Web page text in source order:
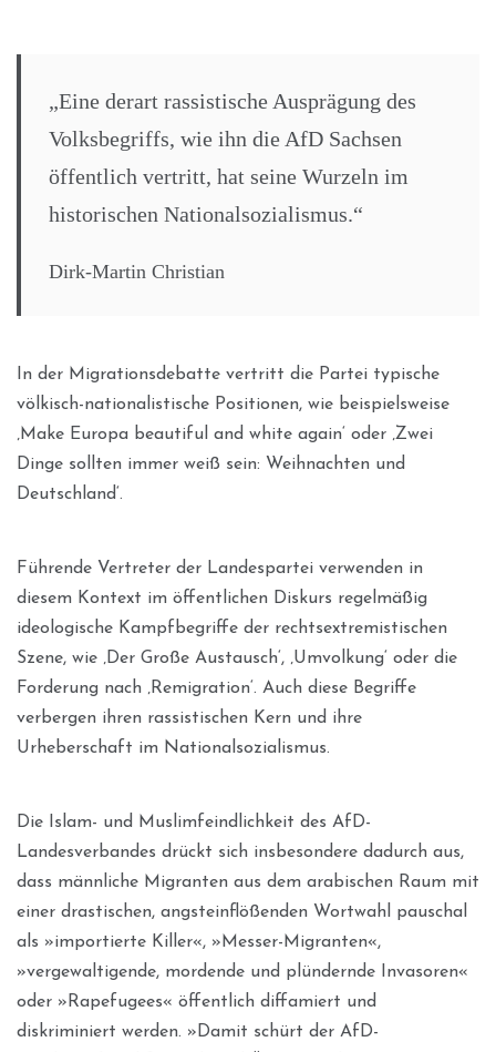
„Eine derart rassistische Ausprägung des
Volksbegriffs, wie ihn die AfD Sachsen
öffentlich vertritt, hat seine Wurzeln im
historischen Nationalsozialismus.“
Dirk-Martin Christian
In der Migrationsdebatte vertritt die Partei typische
völkisch-nationalistische Positionen, wie beispielsweise
‚Make Europa beautiful and white again‘ oder ‚Zwei
Dinge sollten immer weiß sein: Weihnachten und
Deutschland‘.
Führende Vertreter der Landespartei verwenden in
diesem Kontext im öffentlichen Diskurs regelmäßig
ideologische Kampfbegriffe der rechtsextremistischen
Szene, wie ‚Der Große Austausch‘, ‚Umvolkung‘ oder die
Forderung nach ‚Remigration‘. Auch diese Begriffe
verbergen ihren rassistischen Kern und ihre
Urheberschaft im Nationalsozialismus.
Die Islam- und Muslimfeindlichkeit des AfD-
Landesverbandes drückt sich insbesondere dadurch aus,
dass männliche Migranten aus dem arabischen Raum mit
einer drastischen, angsteinflößenden Wortwahl pauschal
als »importierte Killer«, »Messer-Migranten«,
»vergewaltigende, mordende und plündernde Invasoren«
oder »Rapefugees« öffentlich diffamiert und
diskriminiert werden. »Damit schürt der AfD-